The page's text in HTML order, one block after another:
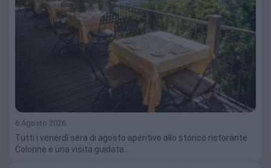
6 Agosto 2026
Tutti i venerdì sera di agosto aperitivo allo storico ristorante
Colonne e una visita guidata…